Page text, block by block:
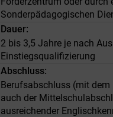
Sonderpädagogischen
Dauer
2 bis 3,5 Jahre je nach
Einstiegsqualifizierung
Abschluss
Berufsabschluss (mit
auch der
ausreichender